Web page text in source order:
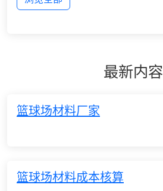
最新内容
篮球场材料厂家
篮球场材料成本核算